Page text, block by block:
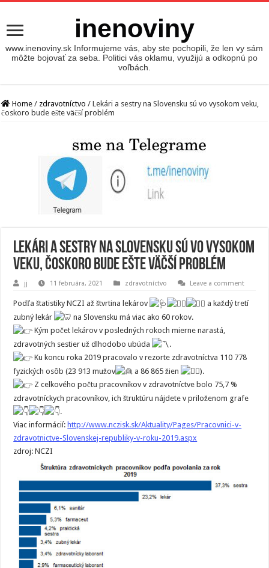
inenoviny
www.inenoviny.sk Informujeme vás, aby ste pochopili, že len vy sám
môžte bojovať za seba. Politici vás oklamu, využijú a odkopnú po
voľbách.
Home / zdravotníctvo / Lekári a sestry na Slovensku sú vo vysokom veku,
čoskoro bude ešte väčší problém
Lekári a sestry na Slovensku sú vo vysokom
veku, čoskoro bude ešte väčší problém
jj 11 februára, 2021 zdravotníctvo Leave a comment
Podľa štatistiky NCZI až štvrtina lekárov
a každý tretí
zubný lekár
na Slovensku má viac ako 60 rokov.
Kým počet lekárov v posledných rokoch mierne narastá,
zdravotných sestier už dlhodobo ubúda
.
Ku koncu roka 2019 pracovalo v rezorte zdravotníctva 110 778
fyzických osôb (23 913 mužov
a 86 865 žien
).
Z celkového počtu pracovníkov v zdravotníctve bolo 75,7 %
zdravotníckych pracovníkov, ich štruktúru nájdete v priloženom grafe
.
Viac informácií: http://www.nczisk.sk/Aktuality/Pages/Pracovnici-v-
zdravotnictve-Slovenskej-republiky-v-roku-2019.aspx
zdroj: NCZI